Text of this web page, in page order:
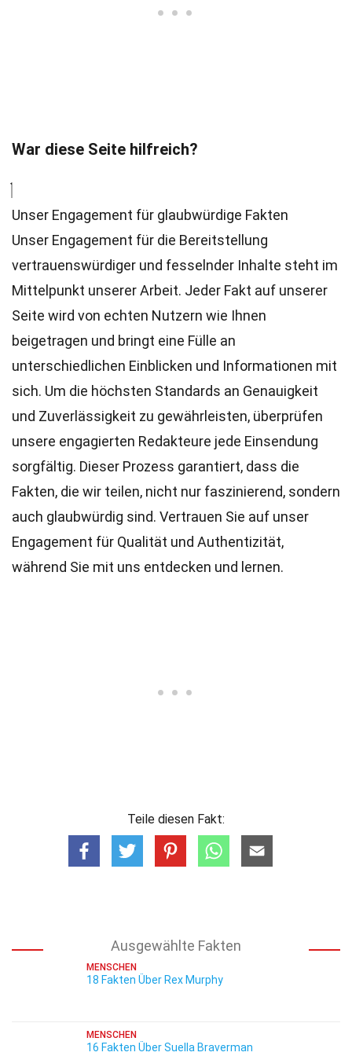
War diese Seite hilfreich?
Unser Engagement für glaubwürdige Fakten
Unser Engagement für die Bereitstellung
vertrauenswürdiger und fesselnder Inhalte steht im
Mittelpunkt unserer Arbeit. Jeder Fakt auf unserer
Seite wird von echten Nutzern wie Ihnen
beigetragen und bringt eine Fülle an
unterschiedlichen Einblicken und Informationen mit
sich. Um die höchsten Standards an Genauigkeit
und Zuverlässigkeit zu gewährleisten, überprüfen
unsere engagierten Redakteure jede Einsendung
sorgfältig. Dieser Prozess garantiert, dass die
Fakten, die wir teilen, nicht nur faszinierend, sondern
auch glaubwürdig sind. Vertrauen Sie auf unser
Engagement für Qualität und Authentizität,
während Sie mit uns entdecken und lernen.
Teile diesen Fakt:
Ausgewählte Fakten
MENSCHEN
18 Fakten Über Rex Murphy
MENSCHEN
16 Fakten Über Suella Braverman